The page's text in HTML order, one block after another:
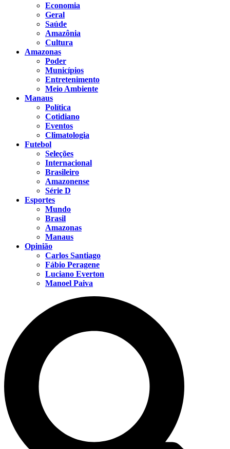
Economia
Geral
Saúde
Amazônia
Cultura
Amazonas
Poder
Municípios
Entretenimento
Meio Ambiente
Manaus
Política
Cotidiano
Eventos
Climatologia
Futebol
Seleções
Internacional
Brasileiro
Amazonense
Série D
Esportes
Mundo
Brasil
Amazonas
Manaus
Opinião
Carlos Santiago
Fábio Peragene
Luciano Everton
Manoel Paiva